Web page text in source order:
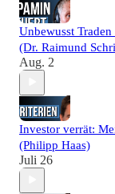
Unbewusst
(Dr. Raimund
Aug. 2
Investor verrät:
(Philipp Haas)
Juli 26